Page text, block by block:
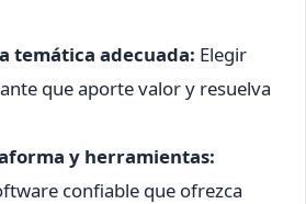
temática adecuada: Elegir
que aporte valor y resuelva
y herramientas:
confiable que ofrezca